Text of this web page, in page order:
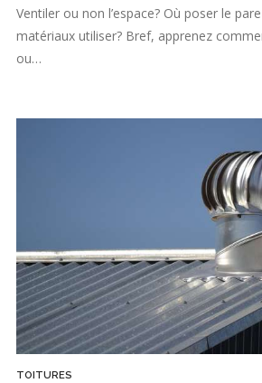
Ventiler ou non l’espace? Où poser le
matériaux utiliser? Bref, apprenez
ou…
TOITURES